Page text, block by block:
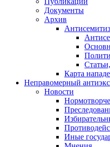
Документы
Архив
Карта
Неправомерный
Новости
Иные